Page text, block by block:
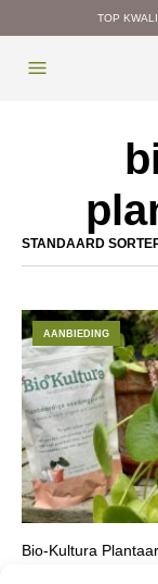
TOP
AANBIEDING
Bio-Kultura